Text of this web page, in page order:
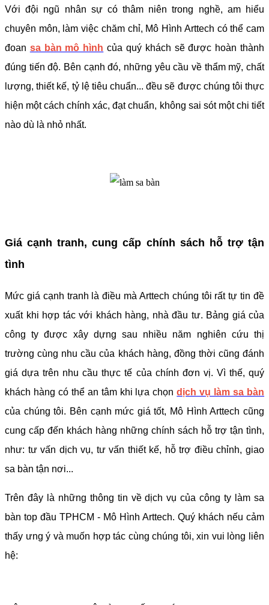
Với đội ngũ nhân sự có thâm niên trong nghề, am hiểu
chuyên môn, làm việc chăm chỉ, Mô Hình Arttech có thể cam
đoan sa bàn mô hình của quý khách sẽ được hoàn thành
đúng tiến độ. Bên cạnh đó, những yêu cầu về thẩm mỹ, chất
lượng, thiết kế, tỷ lệ tiêu chuẩn... đều sẽ được chúng tôi thực
hiện một cách chính xác, đạt chuẩn, không sai sót một chi tiết
nào dù là nhỏ nhất.
Giá cạnh tranh, cung cấp chính sách hỗ trợ tận
tình
Mức giá cạnh tranh là điều mà Arttech chúng tôi rất tự tin đề
xuất khi hợp tác với khách hàng, nhà đầu tư. Bảng giá của
công ty được xây dựng sau nhiều năm nghiên cứu thị
trường cùng nhu cầu của khách hàng, đồng thời cũng đánh
giá dựa trên nhu cầu thực tế của chính đơn vị. Vì thế, quý
khách hàng có thể an tâm khi lựa chọndịch vụ làm sa bàn
của chúng tôi. Bên cạnh mức giá tốt, Mô Hình Arttech cũng
cung cấp đến khách hàng những chính sách hỗ trợ tận tình,
như: tư vấn dịch vụ, tư vấn thiết kế, hỗ trợ điều chỉnh, giao
sa bàn tận nơi...
Trên đây là những thông tin về dịch vụ của công ty làm sa
bàn top đầu TPHCM - Mô Hình Arttech. Quý khách nếu cảm
thấy ưng ý và muốn hợp tác cùng chúng tôi, xin vui lòng liên
hệ: